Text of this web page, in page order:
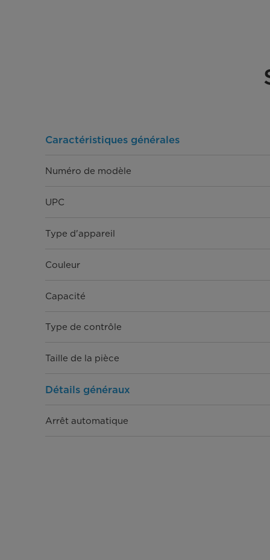
Caractéristiques générales
Numéro de modèle
UPC
Type d'appareil
Couleur
Capacité
Type de contrôle
Taille de la pièce
Détails généraux
Arrêt automatique